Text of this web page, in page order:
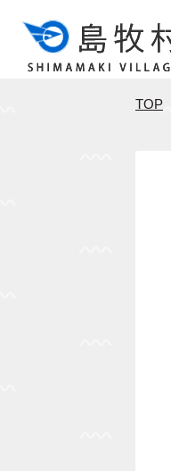
TOP